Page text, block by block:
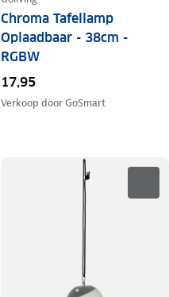
Chroma Tafellamp
Oplaadbaar - 38cm -
RGBW
17,95
Verkoop doorGoSmart